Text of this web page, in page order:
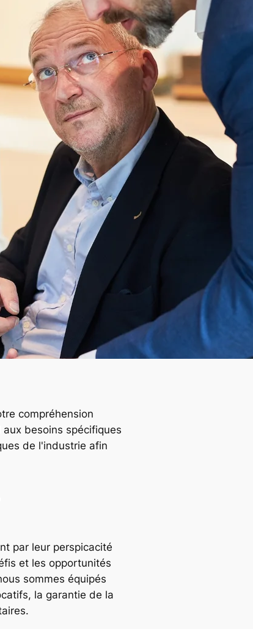
compréhension
besoins spécifiques
de l'industrie afin
par leur perspicacité
et les opportunités
sommes équipés
la garantie de la